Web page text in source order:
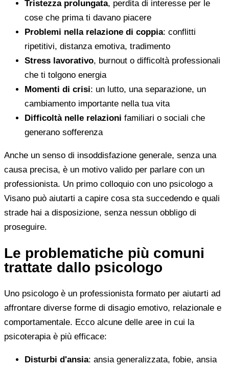
Tristezza prolungata, perdita di interesse per le
cose che prima ti davano piacere
Problemi nella relazione di coppia: conflitti
ripetitivi, distanza emotiva, tradimento
Stress lavorativo, burnout o difficoltà professionali
che ti tolgono energia
Momenti di crisi: un lutto, una separazione, un
cambiamento importante nella tua vita
Difficoltà nelle relazioni familiari o sociali che
generano sofferenza
Anche un senso di insoddisfazione generale, senza una
causa precisa, è un motivo valido per parlare con un
professionista. Un primo colloquio con uno psicologo a
Visano può aiutarti a capire cosa sta succedendo e quali
strade hai a disposizione, senza nessun obbligo di
proseguire.
Le problematiche più comuni
trattate dallo psicologo
Uno psicologo è un professionista formato per aiutarti ad
affrontare diverse forme di disagio emotivo, relazionale e
comportamentale. Ecco alcune delle aree in cui la
psicoterapia è più efficace:
Disturbi d'ansia: ansia generalizzata, fobie, ansia